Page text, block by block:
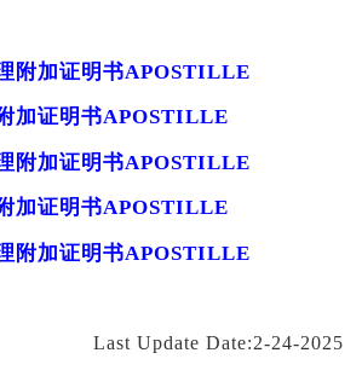
附加证明书APOSTILLE
加证明书APOSTILLE
附加证明书APOSTILLE
加证明书APOSTILLE
附加证明书APOSTILLE
Last Update Date:2-24-2025